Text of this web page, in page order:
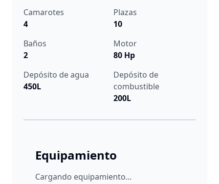
Camarotes
4
Plazas
10
Baños
2
Motor
80 Hp
Depósito de agua
450L
Depósito de
combustible
200L
Equipamiento
Cargando equipamiento...